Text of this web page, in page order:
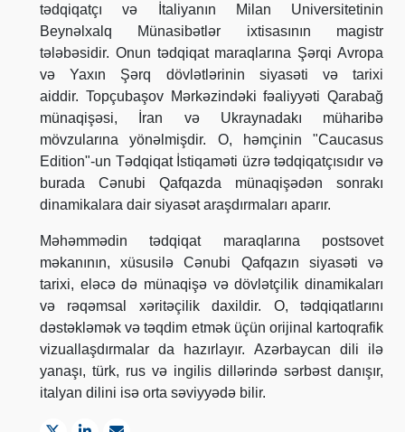
tədqiqatçı və İtaliyanın Milan Universitetinin
Beynəlxalq Münasibətlər ixtisasının magistr
tələbəsidir. Onun tədqiqat maraqlarına Şərqi Avropa
və Yaxın Şərq dövlətlərinin siyasəti və tarixi
aiddir. Topçubaşov Mərkəzindəki fəaliyyəti Qarabağ
münaqişəsi, İran və Ukraynadakı müharibə
mövzularına yönəlmişdir. O, həmçinin "Caucasus
Edition"-un Tədqiqat İstiqaməti üzrə tədqiqatçısıdır və
burada Cənubi Qafqazda münaqişədən sonrakı
dinamikalara dair siyasət araşdırmaları aparır.
Məhəmmədin tədqiqat maraqlarına postsovet
məkanının, xüsusilə Cənubi Qafqazın siyasəti və
tarixi, eləcə də münaqişə və dövlətçilik dinamikaları
və rəqəmsal xəritəçilik daxildir. O, tədqiqatlarını
dəstəkləmək və təqdim etmək üçün orijinal kartoqrafik
vizuallaşdırmalar da hazırlayır. Azərbaycan dili ilə
yanaşı, türk, rus və ingilis dillərində sərbəst danışır,
italyan dilini isə orta səviyyədə bilir.